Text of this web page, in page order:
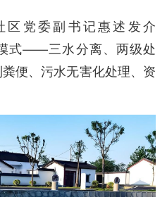
区党委副书记惠述发介
式——三水分离、两级处
便、污水无害化处理、资